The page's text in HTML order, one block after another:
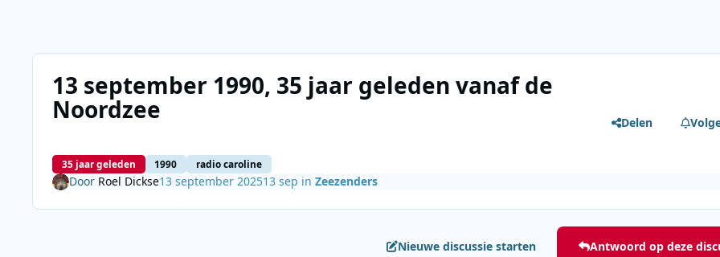
13 september 1990, 35 jaar geleden vanaf de
Noordzee
35 jaar geleden 1990 radio caroline
Delen
Door Roel Dickse13 september 202513 sep in Zeezenders
Nieuwe discussie starten Antwoord op deze